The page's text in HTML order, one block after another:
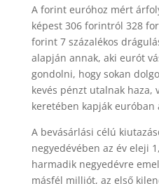
A forint euróhoz mért
képest 306 forintról 328
forint 7 százalékos
alapján annak, aki eurót
gondolni, hogy sokan
kevés pénzt utalnak haza,
keretében kapják euróban
A bevásárlási célú
negyedévében az év eleji
harmadik negyedévre
másfél milliót, az első